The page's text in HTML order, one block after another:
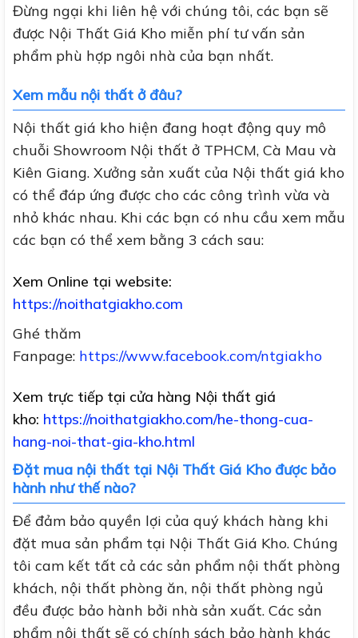
Đừng ngại khi liên hệ với chúng tôi, các bạn sẽ
được Nội Thất Giá Kho miễn phí tư vấn sản
phẩm phù hợp ngôi nhà của bạn nhất.
Xem mẫu nội thất ở đâu?
Nội thất giá kho hiện đang hoạt động quy mô
chuỗi Showroom Nội thất ở TPHCM, Cà Mau và
Kiên Giang. Xưởng sản xuất của Nội thất giá kho
có thể đáp ứng được cho các công trình vừa và
nhỏ khác nhau. Khi các bạn có nhu cầu xem mẫu
các bạn có thể xem bằng 3 cách sau:
Xem Online tại website:
https://noithatgiakho.com
Ghé thăm
Fanpage: https://www.facebook.com/ntgiakho
Xem trực tiếp tại cửa hàng Nội thất giá
kho: https://noithatgiakho.com/he-thong-cua-
hang-noi-that-gia-kho.html
Đặt mua nội thất tại Nội Thất Giá Kho được bảo
hành như thế nào?
Để đảm bảo quyền lợi của quý khách hàng khi
đặt mua sản phẩm tại Nội Thất Giá Kho. Chúng
tôi cam kết tất cả các sản phẩm nội thất phòng
khách, nội thất phòng ăn, nội thất phòng ngủ
đều được bảo hành bởi nhà sản xuất. Các sản
phẩm nội thất sẽ có chính sách bảo hành khác